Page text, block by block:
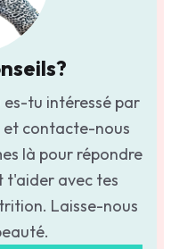
tu intéressé par
et contacte-nous
là pour répondre
t'aider avec tes
Laisse-nous